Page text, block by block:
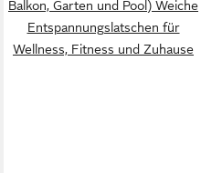
Balkon, Garten und Pool) Weiche
Entspannungslatschen für
Wellness, Fitness und Zuhause